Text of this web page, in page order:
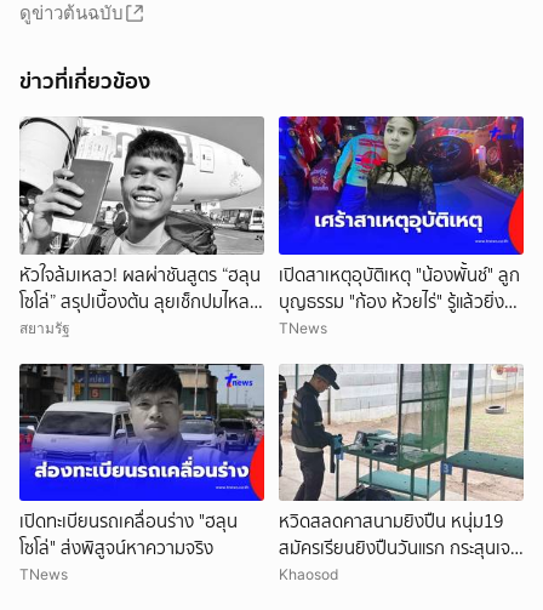
ดูข่าวต้นฉบับ
ข่าวที่เกี่ยวข้อง
หัวใจล้มเหลว! ผลผ่าชันสูตร “ฮลุน
โซโล่” สรุปเบื้องต้น ลุยเช็กปมไหล
ตาย ยังไม่ตัดทิ้งสารพิษ
สยามรัฐ
เปิดสาเหตุอุบัติเหตุ "น้องพั้นช์" ลูก
บุญธรรม "ก้อง ห้วยไร่" รู้แล้วยิ่ง
สลดใจ
TNews
เปิดทะเบียนรถเคลื่อนร่าง "ฮลุน
โซโล่" ส่งพิสูจน์หาความจริง
TNews
หวิดสลดคาสนามยิงปืน หนุ่ม19
สมัครเรียนยิงปืนวันแรก กระสุนเจาะ
ท้ายทอย เร่งยื้อชีวิต
Khaosod